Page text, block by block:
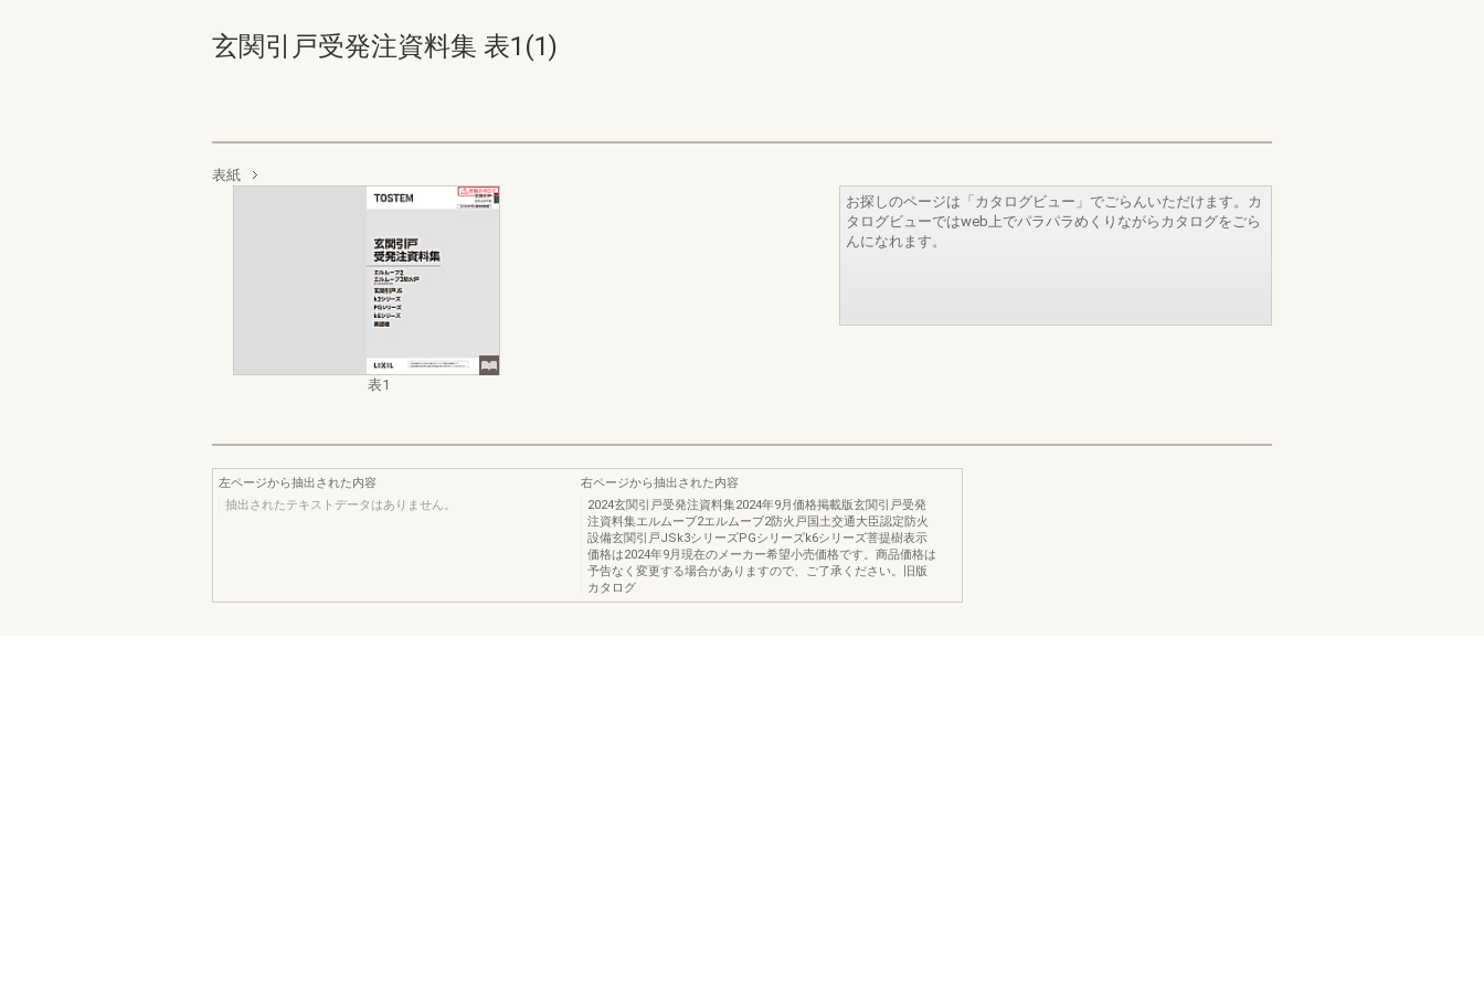
玄関引戸受発注資料集 表1(1)
表紙
表1
お探しのページは「カタログビュー」でごらんいただけます。カ
タログビューではweb上でパラパラめくりながらカタログをごら
んになれます。
左ページから抽出された内容
抽出されたテキストデータはありません。
右ページから抽出された内容
2024玄関引戸受発注資料集2024年9月価格掲載版玄関引戸受発
注資料集エルムーブ2エルムーブ2防火戸国土交通大臣認定防火
設備玄関引戸JSk3シリーズPGシリーズk6シリーズ菩提樹表示
価格は2024年9月現在のメーカー希望小売価格です。商品価格は
予告なく変更する場合がありますので、ご了承ください。旧版
カタログ